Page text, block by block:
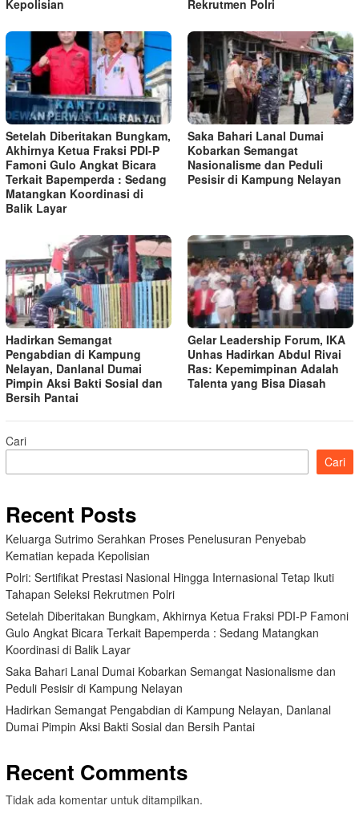
Kepolisian Rekrutmen Polri
Setelah Diberitakan Bungkam,
Akhirnya Ketua Fraksi PDI-P
Famoni Gulo Angkat Bicara
Terkait Bapemperda : Sedang
Matangkan Koordinasi di
Balik Layar
Saka Bahari Lanal Dumai
Kobarkan Semangat
Nasionalisme dan Peduli
Pesisir di Kampung Nelayan
Hadirkan Semangat
Pengabdian di Kampung
Nelayan, Danlanal Dumai
Pimpin Aksi Bakti Sosial dan
Bersih Pantai
Gelar Leadership Forum, IKA
Unhas Hadirkan Abdul Rivai
Ras: Kepemimpinan Adalah
Talenta yang Bisa Diasah
Cari
Cari
Recent Posts
Keluarga Sutrimo Serahkan Proses Penelusuran Penyebab
Kematian kepada Kepolisian
Polri: Sertifikat Prestasi Nasional Hingga Internasional Tetap Ikuti
Tahapan Seleksi Rekrutmen Polri
Setelah Diberitakan Bungkam, Akhirnya Ketua Fraksi PDI-P Famoni
Gulo Angkat Bicara Terkait Bapemperda : Sedang Matangkan
Koordinasi di Balik Layar
Saka Bahari Lanal Dumai Kobarkan Semangat Nasionalisme dan
Peduli Pesisir di Kampung Nelayan
Hadirkan Semangat Pengabdian di Kampung Nelayan, Danlanal
Dumai Pimpin Aksi Bakti Sosial dan Bersih Pantai
Recent Comments
Tidak ada komentar untuk ditampilkan.